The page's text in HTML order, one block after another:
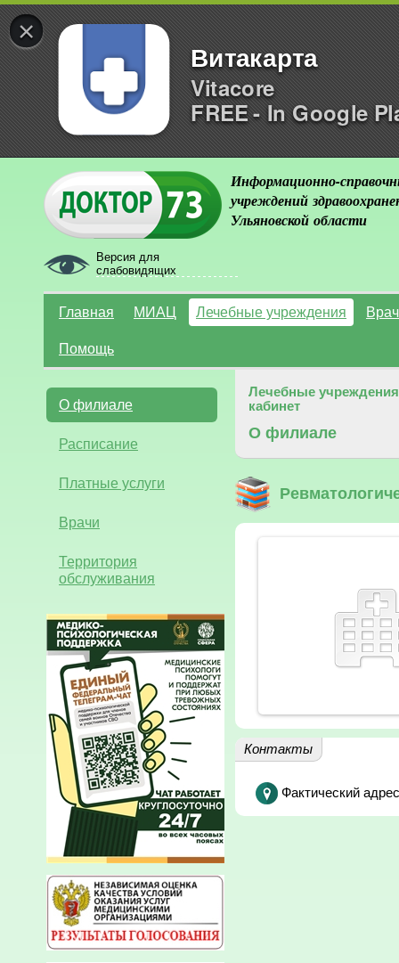
×
Витакарта
Vitacore
FREE - In Google
Версия для
слабовидящих
Информационно-
учреждений
Ульяновской области
Главная МИАЦ Лечебные учреждения
Помощь
О филиале
Расписание
Платные услуги
Врачи
Территория
обслуживания
Лечебные учреждения
кабинет
О филиале
Контакты
Фактический